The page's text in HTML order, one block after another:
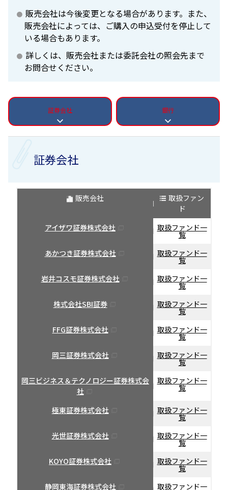
販売会社は今後変更となる場合があります。また、
販売会社によっては、ご購入の申込受付を停止して
いる場合もあります。
詳しくは、販売会社または委託会社の照会先まで
お問合せください。
証券会社 銀行
証券会社
販売会社
取扱ファン
ド
アイザワ証券株式会社
取扱ファンド一
覧
あかつき証券株式会社
取扱ファンド一
覧
岩井コスモ証券株式会社
取扱ファンド一
覧
株式会社SBI証券
取扱ファンド一
覧
FFG証券株式会社
取扱ファンド一
覧
岡三証券株式会社
取扱ファンド一
覧
岡三ビジネス＆テクノロジー証券株式会
社
取扱ファンド一
覧
極東証券株式会社 取扱ファンド一
覧
光世証券株式会社
取扱ファンド一
覧
KOYO証券株式会社
取扱ファンド一
覧
静岡東海証券株式会社
取扱ファンド一